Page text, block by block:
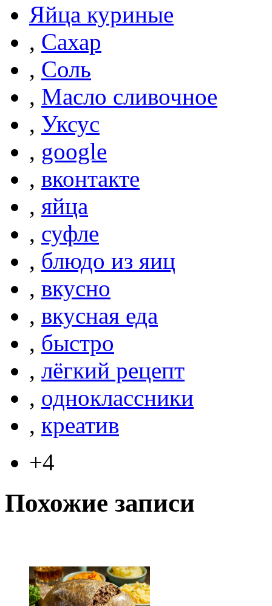
Яйца куриные
, Сахар
, Соль
, Масло сливочное
, Уксус
, google
, вконтакте
, яйца
, суфле
, блюдо из яиц
, вкусно
, вкусная еда
, быстро
, лёгкий рецепт
, одноклассники
, креатив
+4
Похожие записи